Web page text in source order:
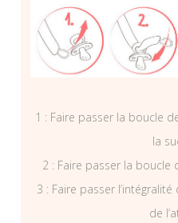
1 : Faire passer la boucle
la
2 : Faire passer la boucle
3 : Faire passer
de